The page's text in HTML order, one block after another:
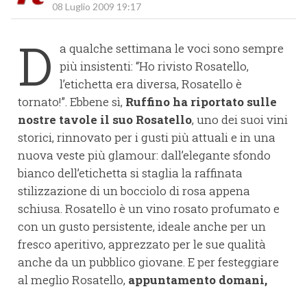
08 Luglio 2009 19:17
D a qualche settimana le voci sono sempre
più insistenti: “Ho rivisto Rosatello,
l’etichetta era diversa, Rosatello è
tornato!”. Ebbene sì, Ruffino ha riportato sulle
nostre tavole il suo Rosatello, uno dei suoi vini
storici, rinnovato per i gusti più attuali e in una
nuova veste più glamour: dall’elegante sfondo
bianco dell’etichetta si staglia la raffinata
stilizzazione di un bocciolo di rosa appena
schiusa. Rosatello è un vino rosato profumato e
con un gusto persistente, ideale anche per un
fresco aperitivo, apprezzato per le sue qualità
anche da un pubblico giovane. E per festeggiare
al meglio Rosatello, appuntamento domani,